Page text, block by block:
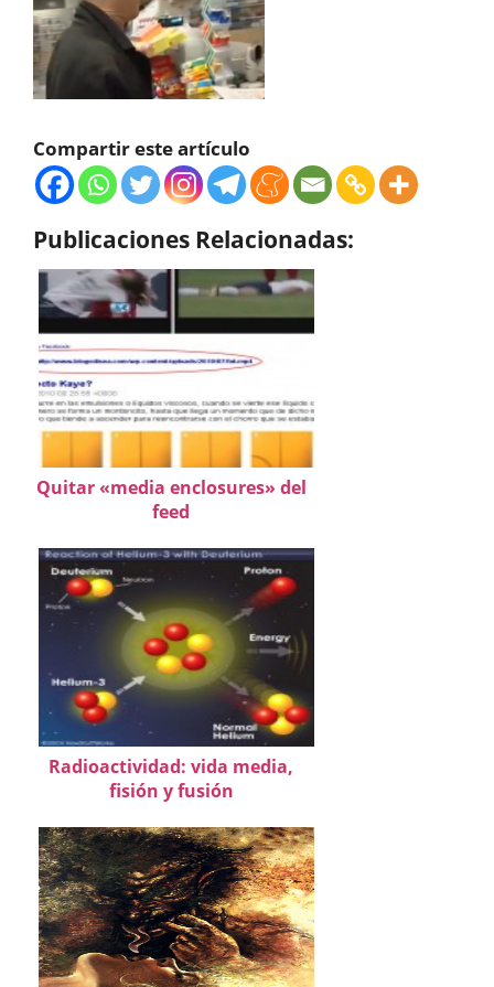
Compartir este artículo
Publicaciones Relacionadas:
Quitar «media enclosures» del
feed
Radioactividad: vida media,
fisión y fusión